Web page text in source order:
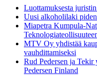
Luottamuksesta
Uusi alkoholilaki
Miapetra Kumpula-
MTV Oy yhdistää
vauhdittamiseksi
Rud Pedersen ja
Pedersen Finland